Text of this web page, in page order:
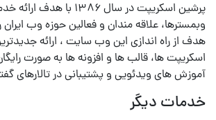
پرشین اسکریپت در سال ۱۳۸۶ با
وبمسترها، علاقه مندان و فعالین حوزه وب ایران
هدف از راه اندازی این وب سایت ، ارائه
اسکریپت ها، قالب ها و افزونه ها به صورت
آموزش های ویدئویی و پشتیبانی در تالارهای
خدمات دیگر